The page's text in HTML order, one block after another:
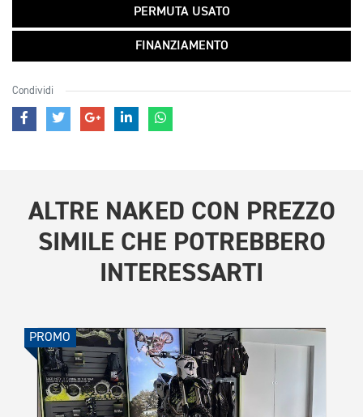
PERMUTA USATO
FINANZIAMENTO
Condividi
ALTRE NAKED CON PREZZO
SIMILE CHE POTREBBERO
INTERESSARTI
PROMO